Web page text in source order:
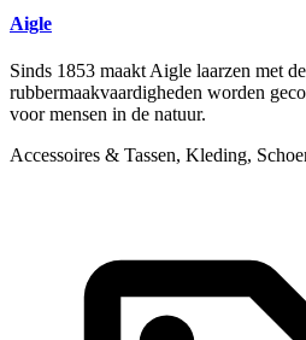
Aigle
Sinds 1853 maakt Aigle laarzen met
rubbermaakvaardigheden worden
voor mensen in de natuur.
Accessoires & Tassen, Kleding,